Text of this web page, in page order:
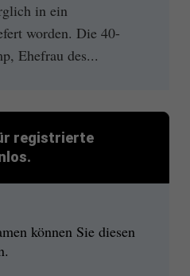
in ein
worden. Die 40-
Ehefrau des...
registrierte
können Sie diesen